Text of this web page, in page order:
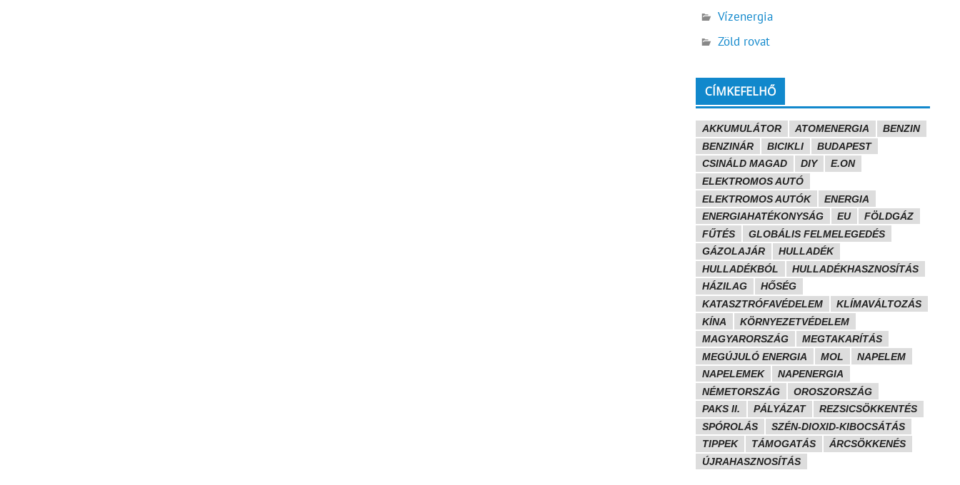
Vízenergia
Zöld rovat
CÍMKEFELHŐ
AKKUMULÁTOR ATOMENERGIA
BENZIN
BENZINÁR
BICIKLI
BUDAPEST
CSINÁLD MAGAD
DIY
E.ON
ELEKTROMOS AUTÓ
ELEKTROMOS AUTÓK
ENERGIA
ENERGIAHATÉKONYSÁG
EU
FÖLDGÁZ
FŰTÉS
GLOBÁLIS FELMELEGEDÉS
GÁZOLAJÁR
HULLADÉK
HULLADÉKBÓL
HULLADÉKHASZNOSÍTÁS
HÁZILAG
HŐSÉG
KATASZTRÓFAVÉDELEM
KLÍMAVÁLTOZÁS
KÍNA
KÖRNYEZETVÉDELEM
MAGYARORSZÁG
MEGTAKARÍTÁS
MEGÚJULÓ ENERGIA
MOL
NAPELEM
NAPELEMEK
NAPENERGIA
NÉMETORSZÁG
OROSZORSZÁG
PAKS II.
PÁLYÁZAT
REZSICSÖKKENTÉS
SPÓROLÁS
SZÉN-DIOXID-KIBOCSÁTÁS
TIPPEK
TÁMOGATÁS
ÁRCSÖKKENÉS
ÚJRAHASZNOSÍTÁS